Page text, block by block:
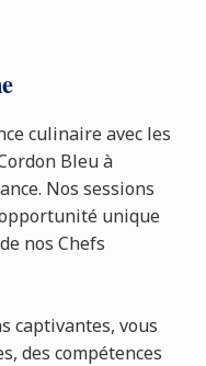
culinaire avec les
Bleu à
Nos sessions
unique
nos Chefs
captivantes, vous
des compétences